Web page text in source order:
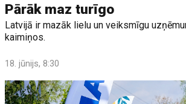
Pārāk maz turīgo
Latvijā ir mazāk lielu un veiksmīgu
kaimiņos.
18. jūnijs, 8:30